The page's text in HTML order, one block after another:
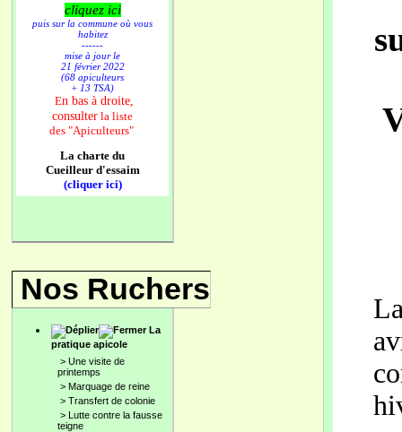
cliquez ici
puis sur la commune où vous
habitez
------
mise à jour le
21 février 2022
(68 apiculteurs
+ 13 TSA)
En bas à droite,
consulter la liste
des "Apiculteurs"
La charte du
Cueilleur d'essaim
(cliquer ici)
Nos Ruchers
La
pratique apicole
> Une visite de
printemps
> Marquage de reine
> Transfert de colonie
> Lutte contre la fausse
teigne